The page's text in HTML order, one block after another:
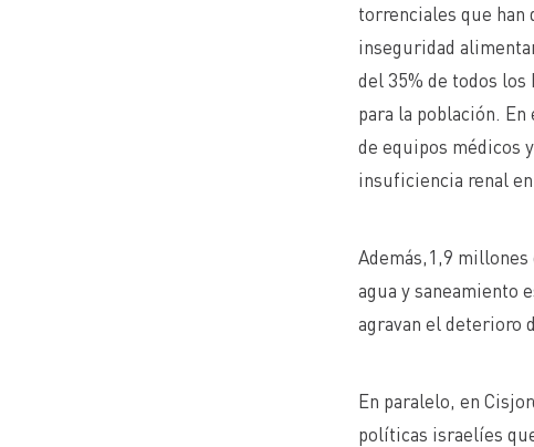
torrenciales que han
inseguridad
del 35% de todos
para la población.
de equipos médicos
insuficiencia renal
Además,1,9 millones
agua y saneamiento
agravan el deterioro
En paralelo, en
políticas israelíes